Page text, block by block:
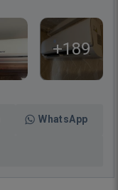
+189
WhatsApp